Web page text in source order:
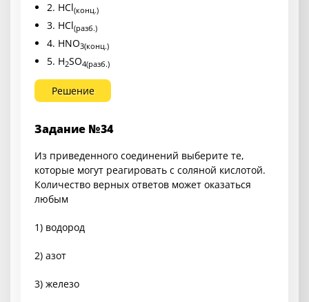
2. HCl(конц.)
3. HCl(разб.)
4. HNO3(конц.)
5. H2SO4(разб.)
Решение
Задание №34
Из приведенного соединений выберите те,
которые могут реагировать с соляной кислотой.
Количество верных ответов может оказаться
любым
1) водород
2) азот
3) железо